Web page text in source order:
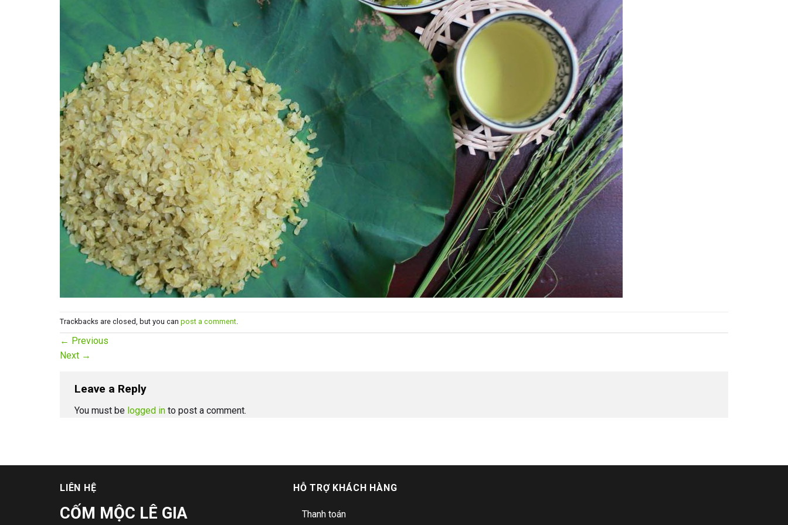
Trackbacks are closed, but you can post a comment
← Previous
Next →
Leave a Reply
You must be logged in to post a comment.
LIÊN HỆ
CỐM MỘC LÊ GIA
HỖ TRỢ KHÁCH HÀNG
Thanh toán